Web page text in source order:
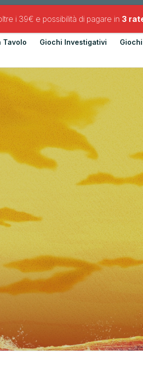
Tavolo Giochi Investigativi
i 39€ e possibilità di pagare in 3